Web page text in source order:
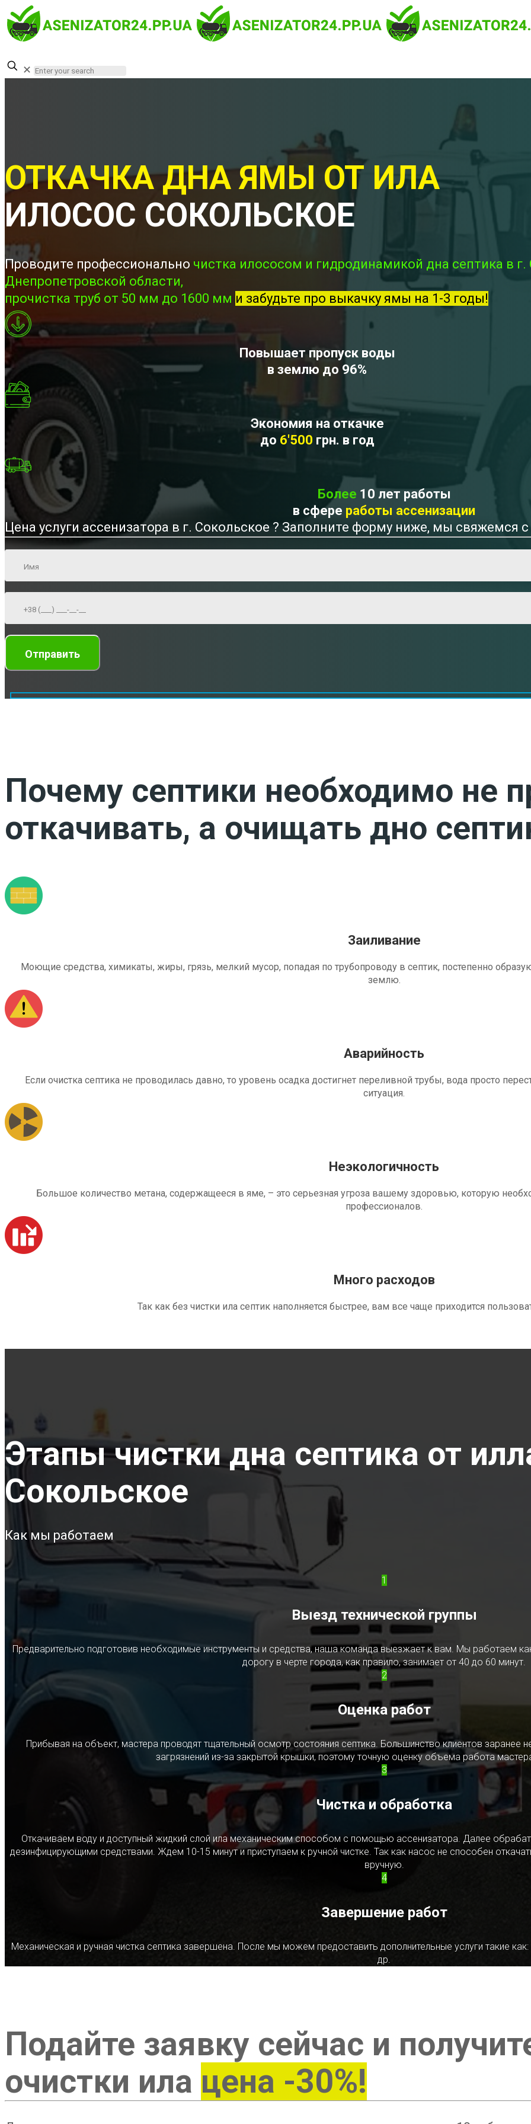
✕
ОТКАЧКА ДНА ЯМЫ ОТ ИЛА
ИЛОСОС СОКОЛЬСКОЕ
Проводите профессионально чистка илососом и гидродинамикой дна септика в г.
Днепропетровской области,
прочистка труб от 50 мм до 1600 мм и забудьте про выкачку ямы на 1-3 годы!
Повышает пропуск воды
в землю до 96%
Экономия на откачке
до 6'500 грн. в год
Более 10 лет работы
в сфере работы ассенизации
Цена услуги ассенизатора в г. Сокольское ? Заполните форму ниже, мы свяжемся
Почему септики необходимо не
откачивать, а очищать дно
Заиливание
Моющие средства, химикаты, жиры, грязь, мелкий мусор, попадая по трубопроводу в септик, постепенно
землю.
Аварийность
Если очистка септика не проводилась давно, то уровень осадка достигнет переливной трубы, вода просто
ситуация.
Неэкологичность
Большое количество метана, содержащееся в яме, – это серьезная угроза вашему здоровью, которую
профессионалов.
Много расходов
Так как без чистки ила септик наполняется быстрее, вам все чаще приходится
Этапы чистки дна септика от
Сокольское
Как мы работаем
1
Выезд технической группы
Предварительно подготовив необходимые инструменты и средства, наша команда выезжает к вам. Мы работаем
дорогу в черте города, как правило, занимает от 40 до 60 минут.
2
Оценка работ
Прибывая на объект, мастера проводят тщательный осмотр состояния септика. Большинство клиентов заранее
загрязнений из-за закрытой крышки, поэтому точную оценку объема работа
3
Чистка и обработка
Откачиваем воду и доступный жидкий слой ила механическим способом с помощью ассенизатора. Далее
дезинфицирующими средствами. Ждем 10-15 минут и приступаем к ручной чистке. Так как насос не способен
вручную.
4
Завершение работ
Механическая и ручная чистка септика завершена. После мы можем предоставить дополнительные услуги такие
др.
Подайте заявку сейчас и
очистки ила цена -30%!